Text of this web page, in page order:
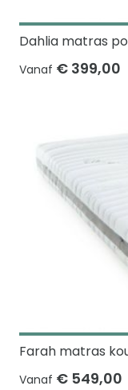
Dahlia matras
Vanaf € 399,00
Farah matras
Vanaf € 549,00